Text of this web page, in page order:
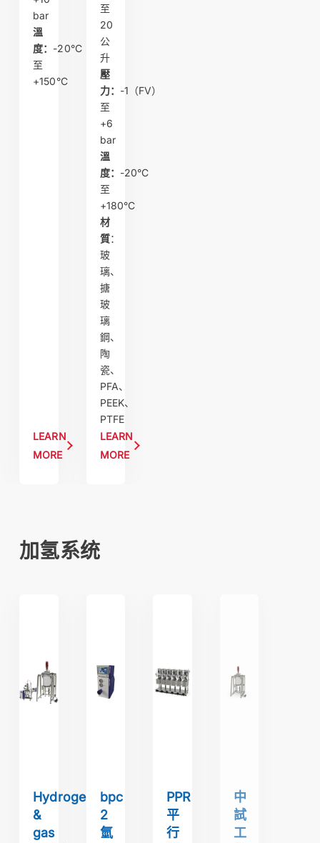
bar
溫
度： -20°C
至
+150°C
LEARN
MORE
至
20
公
升
壓
力： -1（FV）
至
+6
bar
溫
度： -20°C
至
+180°C
材
質：
玻
璃、
搪
玻
璃
鋼、
陶
瓷、
PFA、
PEEK、
PTFE
LEARN
MORE
加氢系统
Hydrogenation
&
gas
bpc
2
氫
PPR
平
行
中
試
工